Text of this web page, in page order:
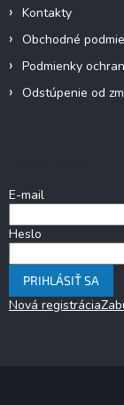
Kontakty
Obchodné
Podmienky
Odstúpenie od
E-mail
Heslo
PRIHLÁSIŤ SA
Nová registrácia